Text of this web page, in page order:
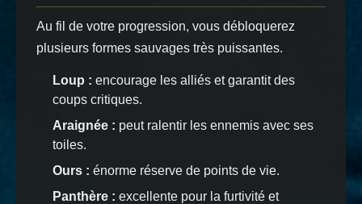
Au fil de votre progression, vous débloquerez
plusieurs formes sauvages très puissantes.
Loup : encourage les alliés et garantit des
coups critiques.
Araignée : peut ralentir les ennemis avec ses
toiles.
Ours : énorme réserve de points de vie.
Panthère : excellente pour la furtivité et